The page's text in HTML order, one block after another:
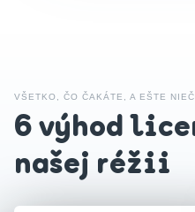
VŠETKO, ČO ČAKÁTE, A EŠTE
6 výhod
našej réžii